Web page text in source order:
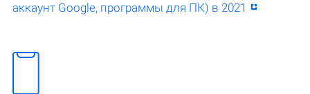
аккаунт Google, программы для ПК) в 2021